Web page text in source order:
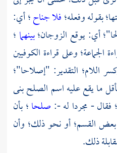
بقوله وفعله؛فلا جناح؛ أي:
أي: يوقع الزوجان؛بينهما ؛
الجماعة؛ وعلى قراءة الكوفيين
اللام؛ التقدير: "إصلاحا"؛
ما يقع عليه اسم الصلح بنى
فقال - مجردا له -: صلحا؛ بأن
القسم؛ أو نحو ذلك؛ وأن
ذلك.